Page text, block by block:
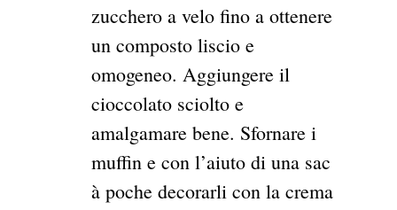
zucchero a velo fino a ottenere
un composto liscio e
omogeneo. Aggiungere il
cioccolato sciolto e
amalgamare bene. Sfornare i
muffin e con l’aiuto di una sac
à poche decorarli con la crema